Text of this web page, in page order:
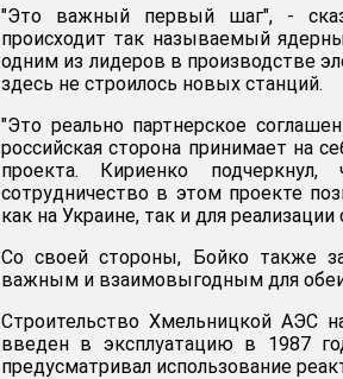
"Это важный первый шаг", -
происходит так называемый
одним из лидеров в производстве
здесь не строилось новых станций.
"Это реально партнерское
российская сторона принимает на
проекта. Кириенко
сотрудничество в этом проекте
как на Украине, так и для
Со своей стороны, Бойко также
важным и взаимовыгодным для
Строительство Хмельницкой АЭС
введен в эксплуатацию в 1987
предусматривал использование